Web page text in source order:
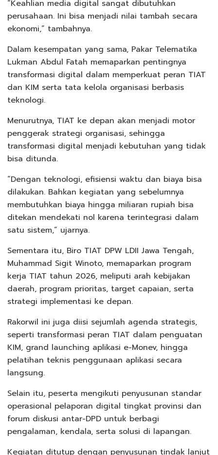
“Keahlian media digital sangat dibutuhkan
perusahaan. Ini bisa menjadi nilai tambah secara
ekonomi,” tambahnya.
Dalam kesempatan yang sama, Pakar Telematika
Lukman Abdul Fatah memaparkan pentingnya
transformasi digital dalam memperkuat peran TIAT
dan KIM serta tata kelola organisasi berbasis
teknologi.
Menurutnya, TIAT ke depan akan menjadi motor
penggerak strategi organisasi, sehingga
transformasi digital menjadi kebutuhan yang tidak
bisa ditunda.
“Dengan teknologi, efisiensi waktu dan biaya bisa
dilakukan. Bahkan kegiatan yang sebelumnya
membutuhkan biaya hingga miliaran rupiah bisa
ditekan mendekati nol karena terintegrasi dalam
satu sistem,” ujarnya.
Sementara itu, Biro TIAT DPW LDII Jawa Tengah,
Muhammad Sigit Winoto, memaparkan program
kerja TIAT tahun 2026, meliputi arah kebijakan
daerah, program prioritas, target capaian, serta
strategi implementasi ke depan.
Rakorwil ini juga diisi sejumlah agenda strategis,
seperti transformasi peran TIAT dalam penguatan
KIM, grand launching aplikasi e-Monev, hingga
pelatihan teknis penggunaan aplikasi secara
langsung.
Selain itu, peserta mengikuti penyusunan standar
operasional pelaporan digital tingkat provinsi dan
forum diskusi antar-DPD untuk berbagi
pengalaman, kendala, serta solusi di lapangan.
Kegiatan ditutup dengan penyusunan tindak lanjut